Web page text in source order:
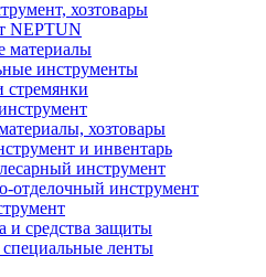
хозтовары
NEPTUN
материалы
инструменты
хозтовары
и инвентарь
инструмент
отделочный инструмент
и средства защиты
ленты